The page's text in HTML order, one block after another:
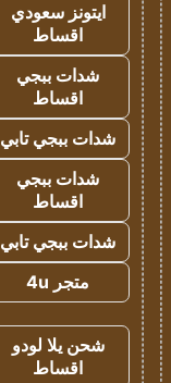
ايتونز سعودي
اقساط
شدات ببجي
اقساط
شدات ببجي تابي
شدات ببجي
اقساط
شدات ببجي تابي
متجر 4u
شحن يلا لودو
اقساط